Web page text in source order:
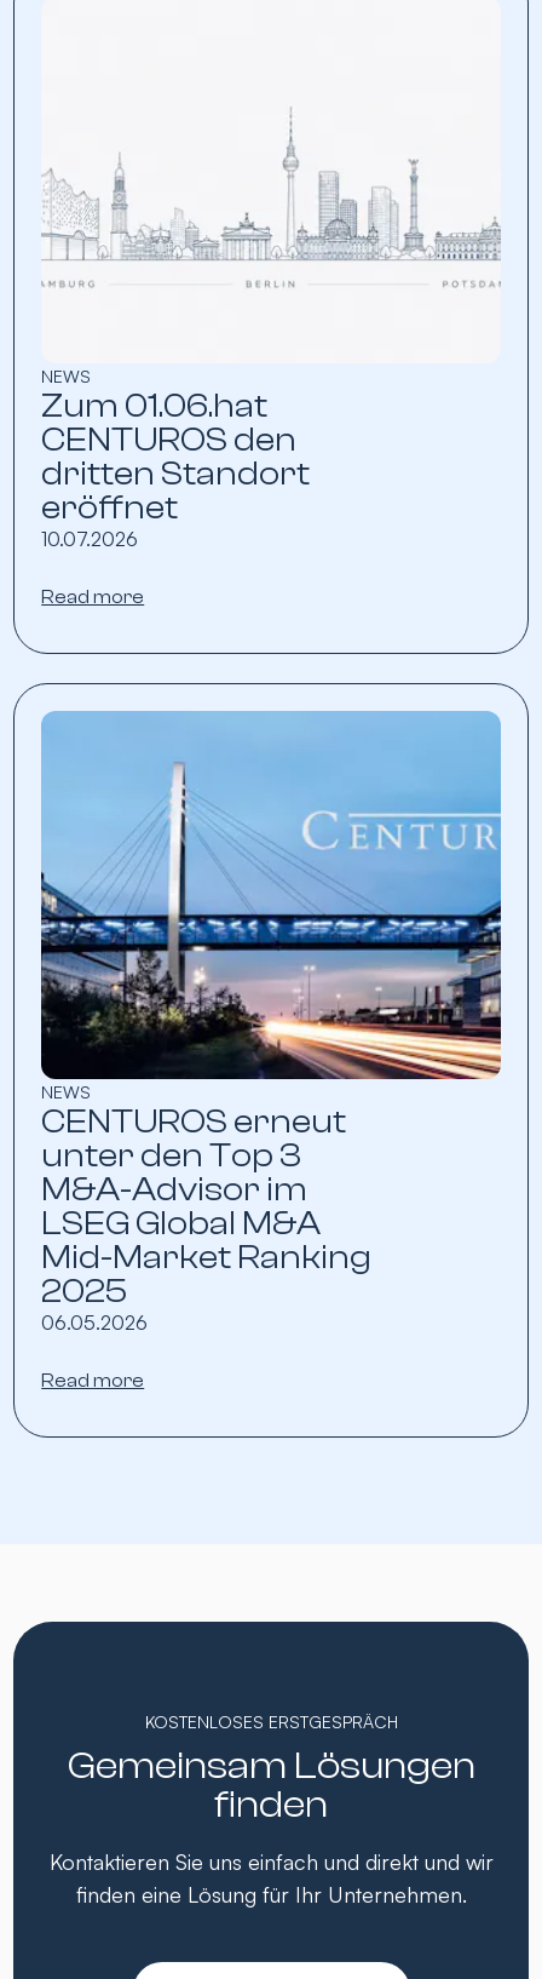
NEWS
Zum 01.06.hat
CENTUROS den
dritten Standort
eröffnet
10.07.2026
Read more
NEWS
CENTUROS erneut
unter den Top 3
M&A-Advisor im
LSEG Global M&A
Mid-Market Ranking
2025
06.05.2026
Read more
KOSTENLOSES ERSTGESPRÄCH
Gemeinsam Lösungen
finden
Kontaktieren Sie uns einfach und direkt und wir
finden eine Lösung für Ihr Unternehmen.